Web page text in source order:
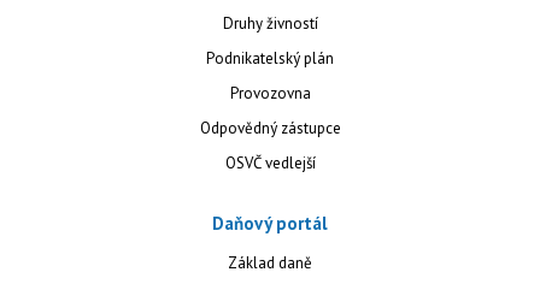
Druhy živností
Podnikatelský plán
Provozovna
Odpovědný zástupce
OSVČ vedlejší
Daňový portál
Základ daně